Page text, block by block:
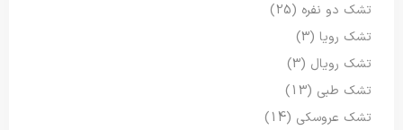
تشک دو نفره (25)
تشک رویا (3)
تشک رویال (3)
تشک طبی (13)
تشک عروسکی (14)